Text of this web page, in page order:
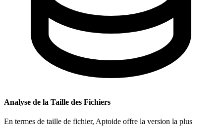
Analyse de la Taille des Fichiers
En termes de taille de fichier, Aptoide offre la version la plus